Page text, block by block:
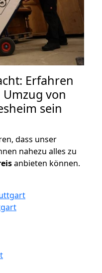
Erfahren
Umzug von
sein
dass unser
nahezu alles zu
anbieten können.